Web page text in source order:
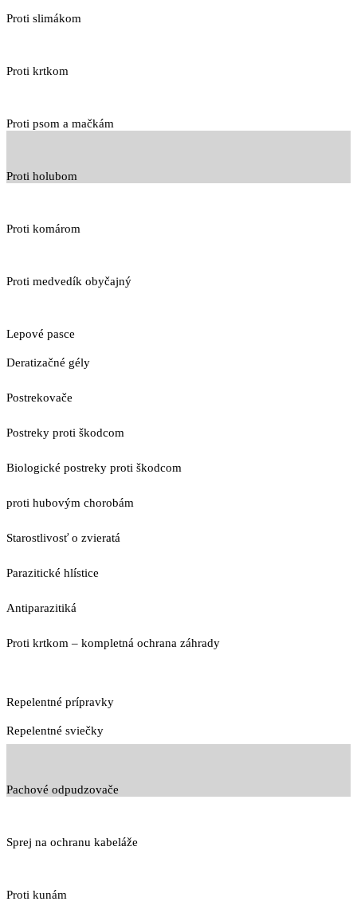
Proti slimákom
Proti krtkom
Proti psom a mačkám
Proti holubom
Proti komárom
Proti medvedík obyčajný
Lepové pasce
Deratizačné gély
Postrekovače
Postreky proti škodcom
Biologické postreky proti škodcom
proti hubovým chorobám
Starostlivosť o zvieratá
Parazitické hlístice
Antiparazitiká
Proti krtkom – kompletná ochrana záhrady
Repelentné prípravky
Repelentné sviečky
Pachové odpudzovače
Sprej na ochranu kabeláže
Proti kunám